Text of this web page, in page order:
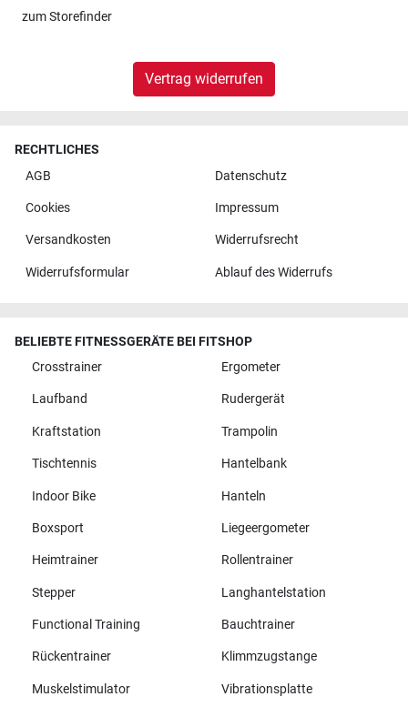
zumStorefinder
Vertrag widerrufen
RECHTLICHES
AGB
Datenschutz
Cookies Impressum
Versandkosten Widerrufsrecht
Widerrufsformular Ablauf des Widerrufs
BELIEBTE FITNESSGERÄTE BEI FITSHOP
Crosstrainer
Ergometer
Laufband Rudergerät
Kraftstation Trampolin
Tischtennis Hantelbank
Indoor Bike Hanteln
Boxsport Liegeergometer
Heimtrainer Rollentrainer
Stepper Langhantelstation
Functional Training Bauchtrainer
Rückentrainer Klimmzugstange
Muskelstimulator Vibrationsplatte